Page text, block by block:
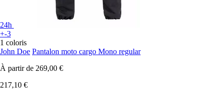
24h
+-3
1 coloris
John Doe Pantalon moto cargo Mono regular
À partir de 269,00 €
217,10 €